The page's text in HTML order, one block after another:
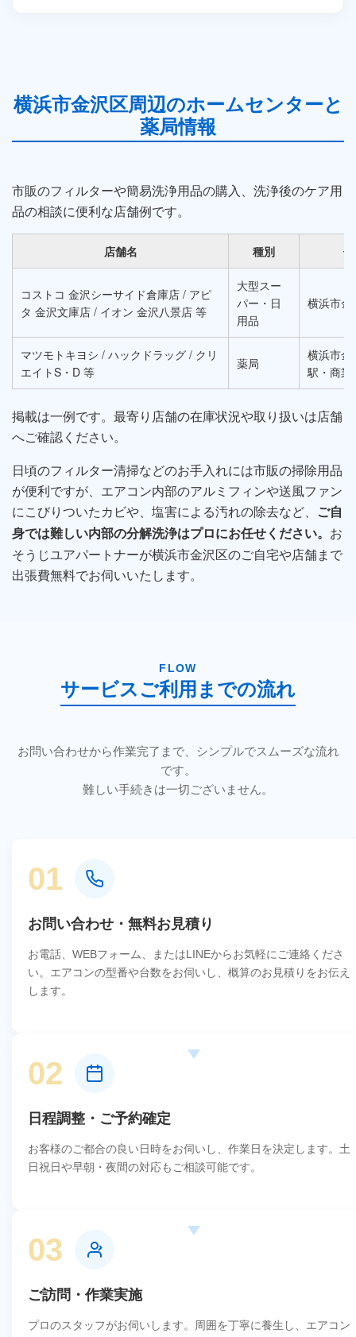
横浜市金沢区周辺のホームセンターと
薬局情報
市販のフィルターや簡易洗浄用品の購入、洗浄後のケア用
品の相談に便利な店舗例です。
店舗名 種別
コストコ 金沢シーサイド倉庫店 / アピ
タ 金沢文庫店 / イオン 金沢八景店 等
大型スー
パー・日
用品
横浜市金
マツモトキヨシ / ハックドラッグ / クリ
エイトS・D 等
薬局
横浜市金
駅・商業
掲載は一例です。最寄り店舗の在庫状況や取り扱いは店舗
へご確認ください。
日頃のフィルター清掃などのお手入れには市販の掃除用品
が便利ですが、エアコン内部のアルミフィンや送風ファン
にこびりついたカビや、塩害による汚れの除去など、
ご自
身では難しい内部の分解洗浄はプロにお任せください。 お
そうじユアパートナーが横浜市金沢区のご自宅や店舗まで
出張費無料でお伺いいたします。
FLOW
サービスご利用までの流れ
お問い合わせから作業完了まで、シンプルでスムーズな流れ
です。
難しい手続きは一切ございません。
01
お問い合わせ・無料お見積り
お電話、WEBフォーム、またはLINEからお気軽にご連絡くださ
い。エアコンの型番や台数をお伺いし、概算のお見積りをお伝え
します。
02
日程調整・ご予約確定
お客様のご都合の良い日時をお伺いし、作業日を決定します。土
日祝日や早朝・夜間の対応もご相談可能です。
03
ご訪問・作業実施
プロのスタッフがお伺いします。周囲を丁寧に養生し、エアコン